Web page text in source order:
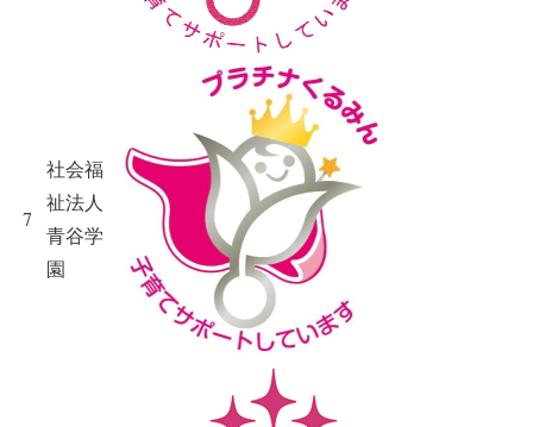
7
社会福
祉法人
青谷学
園